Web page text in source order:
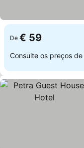
De € 59
Consulte os preços de